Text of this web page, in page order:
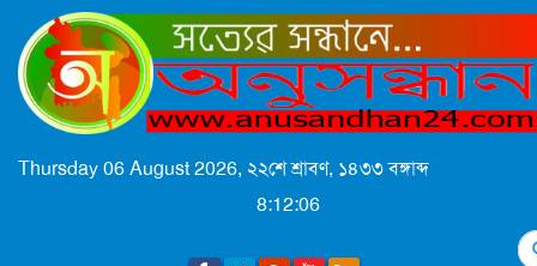
Thursday 06 August 2026, ২২শে শ্রাবণ, ১৪৩৩ বঙ্গাব্দ
8:12:08